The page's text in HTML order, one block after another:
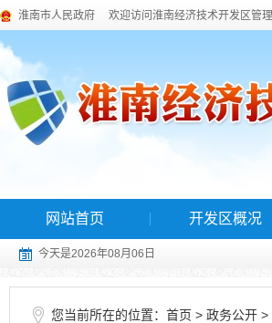
淮南市人民政府 欢迎访问淮南经济技术开发区管理
网站首页 开发区概况
今天是2026年08月06日
您当前所在的位置： 首页 > 政务公开 >